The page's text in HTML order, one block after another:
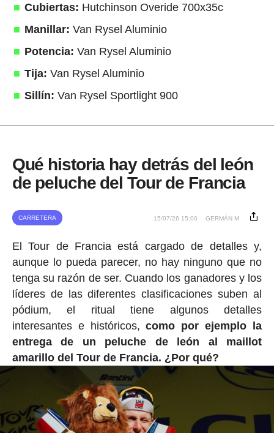
Cubiertas: Hutchinson Overide 700x35c
Manillar: Van Rysel Aluminio
Potencia: Van Rysel Aluminio
Tija: Van Rysel Aluminio
Sillín: Van Rysel Sportlight 900
Qué historia hay detrás del león
de peluche del Tour de Francia
CARRETERA 15/07/26 15:00 GERMÁN M.
El Tour de Francia está cargado de detalles y,
aunque lo pueda parecer, no hay ninguno que no
tenga su razón de ser. Cuando los ganadores y los
líderes de las diferentes clasificaciones suben al
pódium, el ritual tiene algunos detalles
interesantes e históricos,como por ejemplo la
entrega de un peluche de león al maillot
amarillo del Tour de Francia. ¿Por qué?